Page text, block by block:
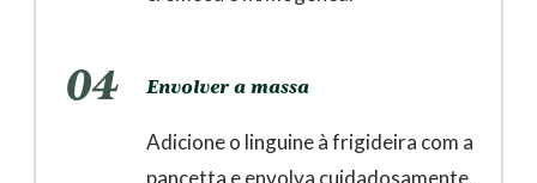
04 Envolver a massa
Adicione o linguine à frigideira com a
pancetta e envolva cuidadosamente.